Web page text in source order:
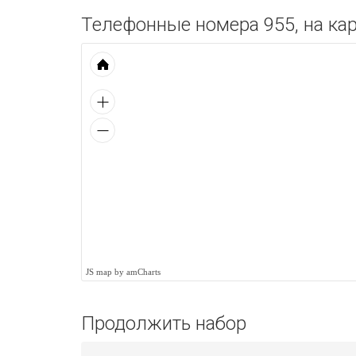
Телефонные номера 955, на
JS map by amCharts
Продолжить набор